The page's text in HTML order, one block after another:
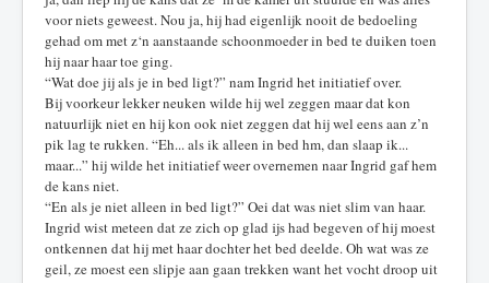
voor niets geweest. Nou ja, hij had eigenlijk nooit de bedoeling
gehad om met z‘n aanstaande schoonmoeder in bed te duiken toen
hij naar haar toe ging.
“Wat doe jij als je in bed ligt?” nam Ingrid het initiatief over.
Bij voorkeur lekker neuken wilde hij wel zeggen maar dat kon
natuurlijk niet en hij kon ook niet zeggen dat hij wel eens aan z’n
pik lag te rukken. “Eh... als ik alleen in bed hm, dan slaap ik...
maar...” hij wilde het initiatief weer overnemen naar Ingrid gaf hem
de kans niet.
“En als je niet alleen in bed ligt?” Oei dat was niet slim van haar.
Ingrid wist meteen dat ze zich op glad ijs had begeven of hij moest
ontkennen dat hij met haar dochter het bed deelde. Oh wat was ze
geil, ze moest een slipje aan gaan trekken want het vocht droop uit